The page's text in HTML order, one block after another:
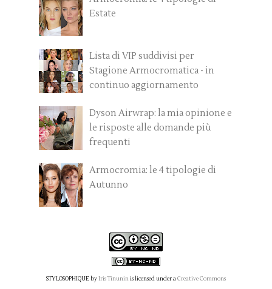
Estate
Lista di VIP suddivisi per
Stagione Armocromatica - in
continuo aggiornamento
Dyson Airwrap: la mia opinione e
le risposte alle domande più
frequenti
Armocromia: le 4 tipologie di
Autunno
STYLOSOPHIQUEbyIris Tinuninis licensed under aCreative Commons